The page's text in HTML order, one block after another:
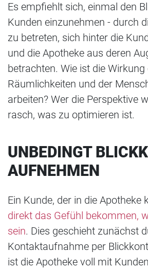
Es empfiehlt sich, einmal den
Kunden einzunehmen - durch
zu betreten, sich hinter die
und die Apotheke aus deren
betrachten. Wie ist die Wirkung
Räumlichkeiten und der
arbeiten? Wer die Perspektive
rasch, was zu optimieren ist.
UNBEDINGT
AUFNEHMEN
Ein Kunde, der in die Apotheke
direkt das Gefühl bekommen,
sein. Dies geschieht zunächst
Kontaktaufnahme per
ist die Apotheke voll mit